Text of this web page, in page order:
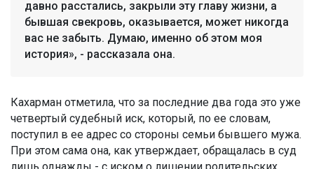
давно расстались, закрыли эту главу жизни, а
бывшая свекровь, оказывается, может никогда
вас не забыть. Думаю, именно об этом моя
история», - рассказала она.
Кахарман отметила, что за последние два года это уже
четвертый судебный иск, который, по ее словам,
поступил в ее адрес со стороны семьи бывшего мужа.
При этом сама она, как утверждает, обращалась в суд